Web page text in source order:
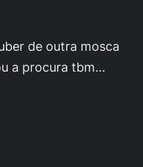
de outra mosca
a procura tbm…